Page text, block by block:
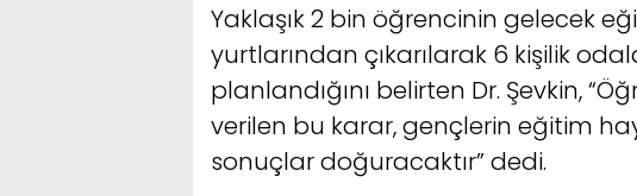
Yaklaşık 2 bin öğrencinin gelecek
yurtlarından çıkarılarak 6 kişilik
planlandığını belirten Dr. Şevkin,
verilen bu karar, gençlerin eğitim
sonuçlar doğuracaktır” dedi.